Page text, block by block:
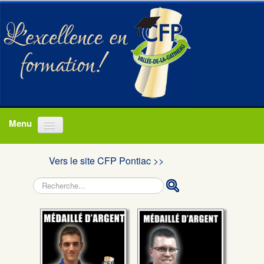
Programmes
Actualités
Nous joindre
Vers le site CFP Pontiac >>
Rechercher